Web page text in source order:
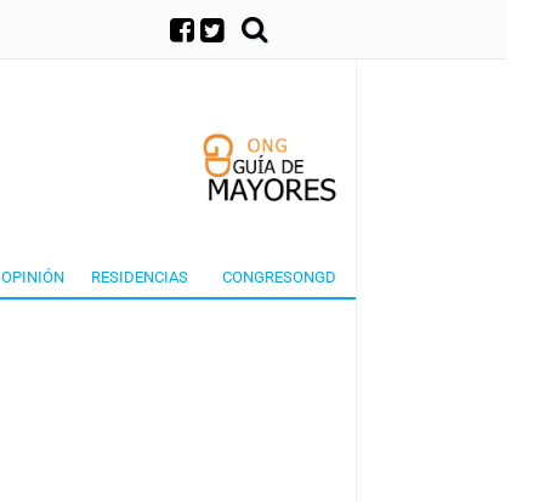
OPINIÓN RESIDENCIAS CONGRESONGD